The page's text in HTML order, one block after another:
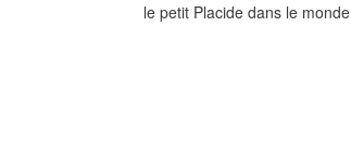
le petit Placide dans le monde